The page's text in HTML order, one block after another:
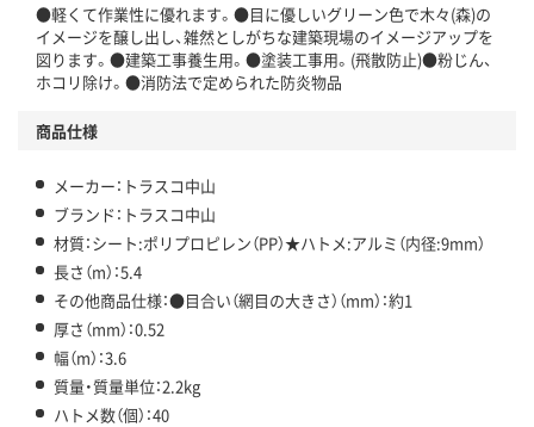
●軽くて作業性に優れます。●目に優しいグリーン色で木々(森)の
イメージを醸し出し、雑然としがちな建築現場のイメージアップを
図ります。●建築工事養生用。●塗装工事用。(飛散防止)●粉じん、
ホコリ除け。●消防法で定められた防炎物品
商品仕様
メーカー：トラスコ中山
ブランド：トラスコ中山
材質：シート:ポリプロピレン（PP）★ハトメ:アルミ（内径:9mm）
長さ（m）：5.4
その他商品仕様：●目合い（網目の大きさ）（mm）：約1
厚さ（mm）：0.52
幅（m）：3.6
質量・質量単位：2.2kg
ハトメ数（個）：40